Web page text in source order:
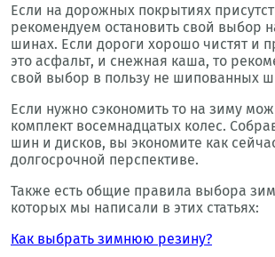
Если на дорожных покрытиях
рекомендуем остановить свой выбор
шинах. Если дороги хорошо чистят и
это асфальт, и снежная каша, то
свой выбор в пользу не шипованных
Если нужно сэкономить то на зиму
комплект восемнадцатых колес.
шин и дисков, вы экономите как
долгосрочной перспективе.
Также есть общие правила выбора
которых мы написали в этих статьях:
Как выбрать зимнюю резину?